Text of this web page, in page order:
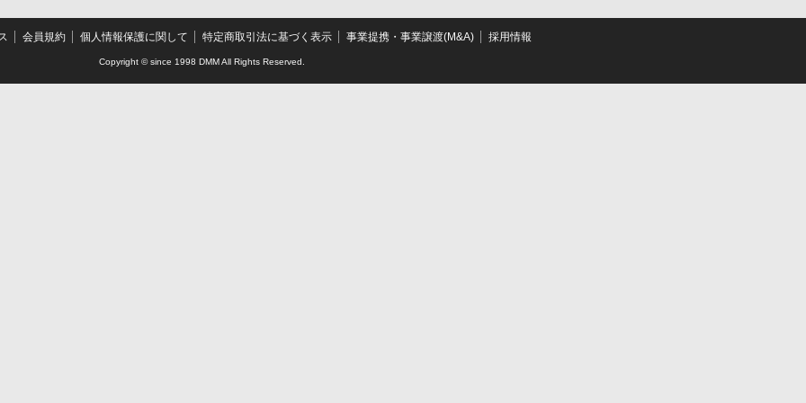
会員規約 個人情報保護に関して 特定商取引法に基づく表示 事業提携・事業譲渡(M&A) 採用情報
Copyright © since 1998 DMM All Rights Reserved.